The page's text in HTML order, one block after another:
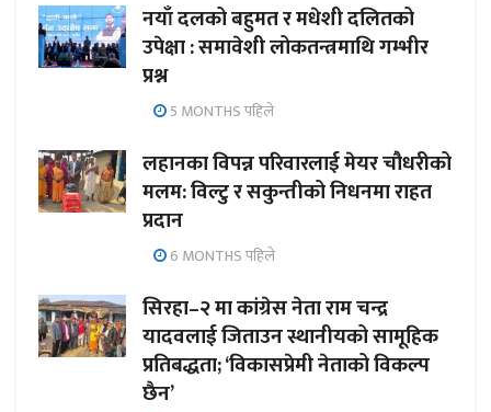
नयाँ दलको बहुमत र मधेशी दलितको
उपेक्षा : समावेशी लोकतन्त्रमाथि गम्भीर
प्रश्न
5 MONTHS पहिले
लहानका विपन्न परिवारलाई मेयर चौधरीको
मलम: विल्टु र सकुन्तीको निधनमा राहत
प्रदान
6 MONTHS पहिले
सिरहा–२ मा कांग्रेस नेता राम चन्द्र
यादवलाई जिताउन स्थानीयको सामूहिक
प्रतिबद्धता; ‘विकासप्रेमी नेताको विकल्प
छैन’